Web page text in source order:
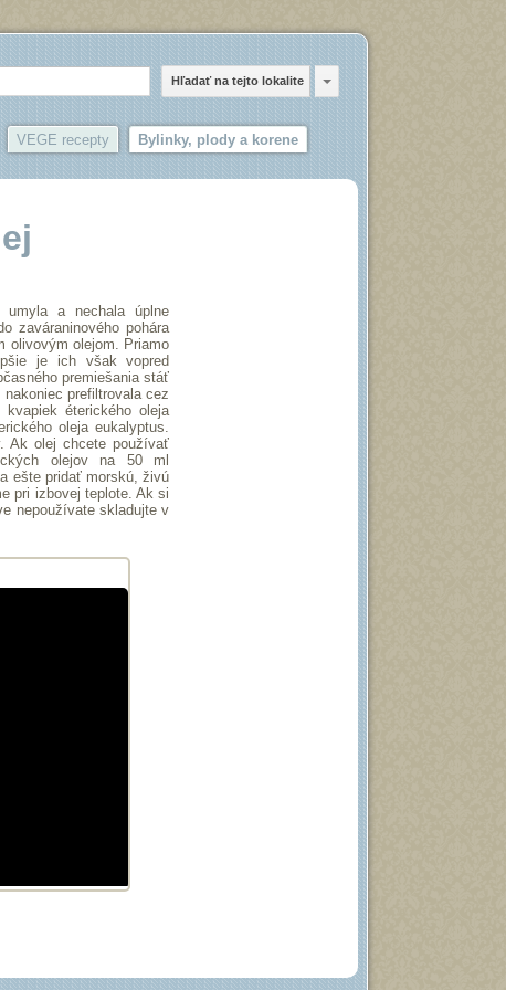
Hľadať na tejto lokalite
VEGE recepty
Bylinky, plody a korene
umyla a nechala úplne
zaváraninového pohára
olivovým olejom. Priamo
je ich však vopred
premiešania stáť
prefiltrovala cez
éterického oleja
oleja eukalyptus.
Ak olej chcete používať
olejov na 50 ml
ešte pridať morskú, živú
pri izbovej teplote. Ak si
nepoužívate skladujte v